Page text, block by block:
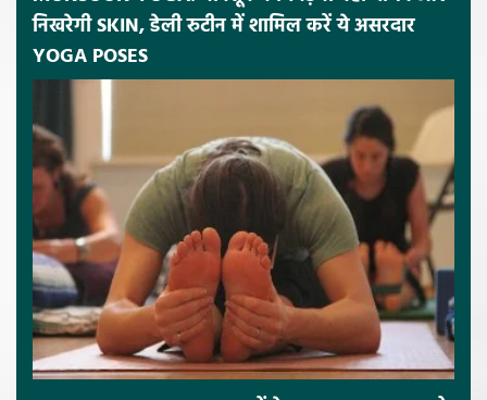
निखरेगी SKIN, डेली रुटीन में शामिल करें ये असरदार
YOGA POSES